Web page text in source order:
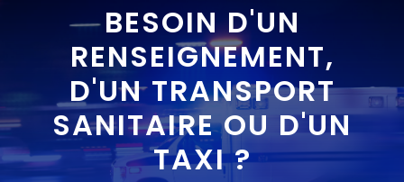
BESOIN D'UN
RENSEIGNEMENT,
D'UN TRANSPORT
SANITAIRE OU D'UN
TAXI ?